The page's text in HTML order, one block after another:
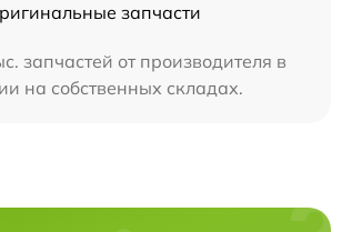
запчасти
запчастей от производителя в
на собственных складах.